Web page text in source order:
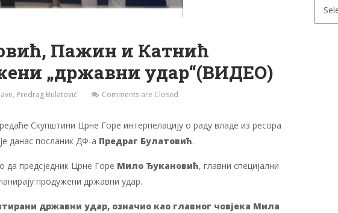
Пажин и Катнић
„државни удар“(ВИДЕО)
, Predrag Bulatović Comments are Closed
Скупштини Црне Горе интерпелацију о раду владе из ресора
данас посланик ДФ-а Предраг Булатовић.
да предсједник Црне Горе Мило Ђукановић, главни специјални
продужени државни удар.
државни удар, означио као главног човјека Мила